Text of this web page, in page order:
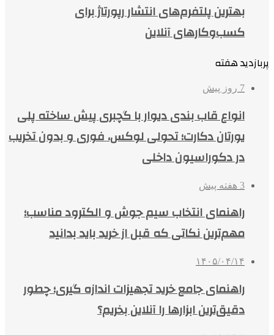
بهترین پلتفرم‌های انتشار رپورتاژ برای
کسب‌وکارهای آنلاین
پربازدید هفته
7 روز پیش
انواع قاب بندی دیوار با گچبری پیش ساخته پلی
یورتان دکارت؛ تحولی لوکس، فوری و بدون تخریب
در دکوراسیون داخلی
3 هفته پیش
راهنمای انتخاب سیم جوش و الکترود مناسب؛
مهم‌ترین نکاتی که قبل از خرید باید بدانید
۱۴۰۵/۰۴/۱۴
راهنمای جامع خرید تجهیزات اندازه گیری؛ چطور
دقیق‌ترین ابزارها را آنلاین بخریم؟